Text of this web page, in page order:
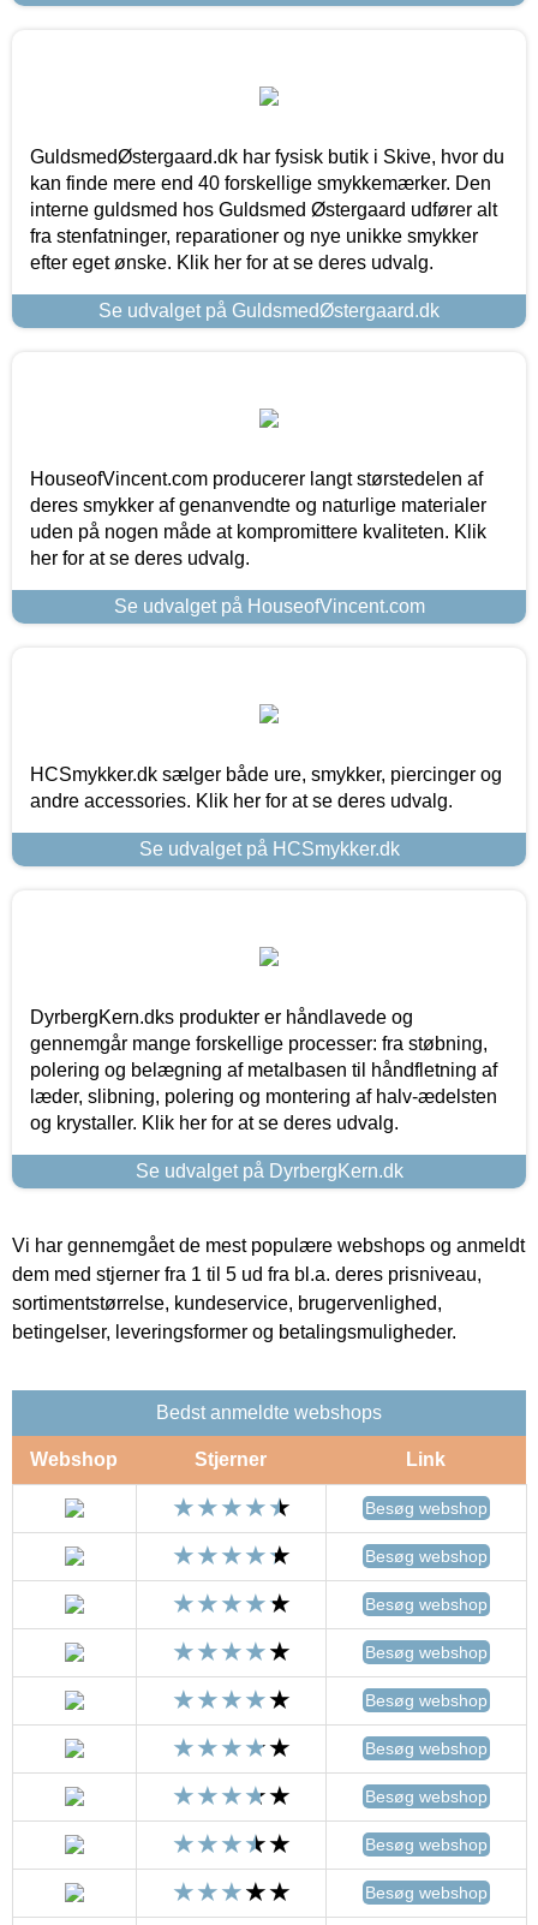
GuldsmedØstergaard.dk har fysisk butik i Skive, hvor du
kan finde mere end 40 forskellige smykkemærker. Den
interne guldsmed hos Guldsmed Østergaard udfører alt
fra stenfatninger, reparationer og nye unikke smykker
efter eget ønske. Klik her for at se deres udvalg.
Se udvalget på GuldsmedØstergaard.dk
HouseofVincent.com producerer langt størstedelen af
deres smykker af genanvendte og naturlige materialer
uden på nogen måde at kompromittere kvaliteten. Klik
her for at se deres udvalg.
Se udvalget på HouseofVincent.com
HCSmykker.dk sælger både ure, smykker, piercinger og
andre accessories. Klik her for at se deres udvalg.
Se udvalget på HCSmykker.dk
DyrbergKern.dks produkter er håndlavede og
gennemgår mange forskellige processer: fra støbning,
polering og belægning af metalbasen til håndfletning af
læder, slibning, polering og montering af halv-ædelsten
og krystaller. Klik her for at se deres udvalg.
Se udvalget på DyrbergKern.dk
Vi har gennemgået de mest populære webshops og anmeldt
dem med stjerner fra 1 til 5 ud fra bl.a. deres prisniveau,
sortimentstørrelse, kundeservice, brugervenlighed,
betingelser, leveringsformer og betalingsmuligheder.
Bedst anmeldte webshops
Webshop Stjerner Link
Besøg webshop
Besøg webshop
Besøg webshop
Besøg webshop
Besøg webshop
Besøg webshop
Besøg webshop
Besøg webshop
Besøg webshop